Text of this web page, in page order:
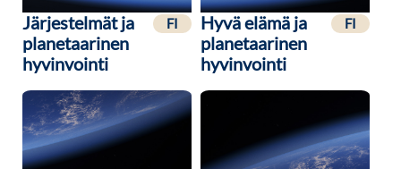
FI
Järjestelmät ja
planetaarinen
hyvinvointi
FI
Hyvä elämä ja
planetaarinen
hyvinvointi